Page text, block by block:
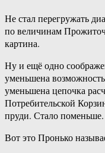
Не стал перегружать
по величинам
картина.
Ну и ещё одно
уменьшена
уменьшена цепочка
Потребительской
пруди. Стало поменьше.
Вот это Пронько